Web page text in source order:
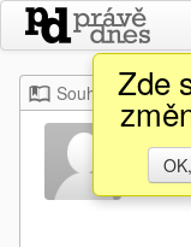
Zde
Souhrn